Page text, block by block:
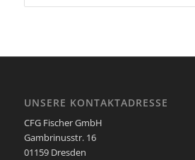
UNSERE KONTAKTADRESSE
CFG Fischer GmbH
Gambrinusstr. 16
01159 Dresden